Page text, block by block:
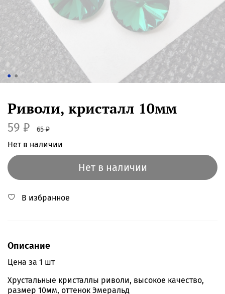
Риволи, кристалл 10мм
59 ₽ 65 ₽
Нет в наличии
Нет в наличии
В избранное
Описание
Цена за 1 шт
Хрустальные кристаллы риволи, высокое качество,
размер 10мм, оттенок Эмеральд